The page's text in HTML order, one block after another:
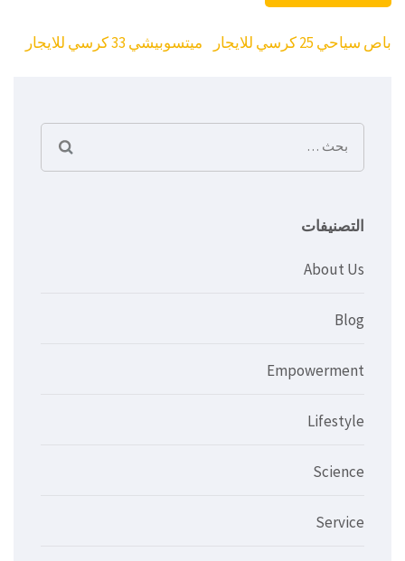
تصفّح
ميتسوبيشي 33 كرسي للايجار باص سياحي 25 كرسي للايجار
البحث
عن:
التصنيفات
About Us
Blog
Empowerment
Lifestyle
Science
Service